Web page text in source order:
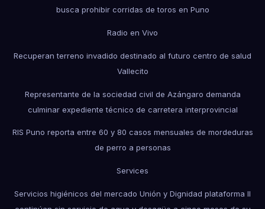
busca prohibir corridas de toros en Puno
Radio en Vivo
Recuperan terreno invadido destinado al futuro centro de salud
Vallecito
Representante de la sociedad civil de Azángaro demanda
culminar expediente técnico de carretera interprovincial
RIS Puno reporta entre 60 y 80 casos mensuales de mordeduras
de perro a personas
Services
Servicios higiénicos del mercado Unión y Dignidad plataforma II